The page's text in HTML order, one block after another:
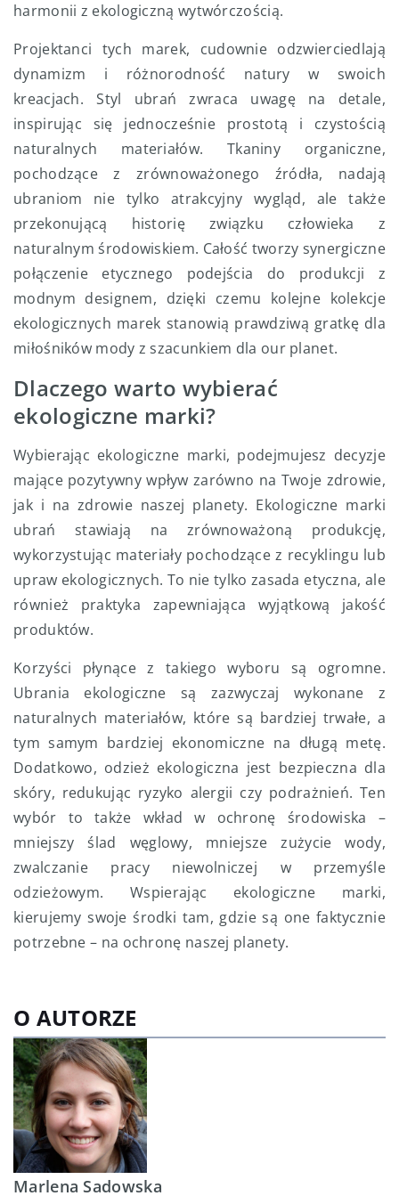
harmonii z ekologiczną wytwórczością.
Projektanci tych marek, cudownie odzwierciedlają
dynamizm i różnorodność natury w swoich
kreacjach. Styl ubrań zwraca uwagę na detale,
inspirując się jednocześnie prostotą i czystością
naturalnych materiałów. Tkaniny organiczne,
pochodzące z zrównoważonego źródła, nadają
ubraniom nie tylko atrakcyjny wygląd, ale także
przekonującą historię związku człowieka z
naturalnym środowiskiem. Całość tworzy synergiczne
połączenie etycznego podejścia do produkcji z
modnym designem, dzięki czemu kolejne kolekcje
ekologicznych marek stanowią prawdziwą gratkę dla
miłośników mody z szacunkiem dla our planet.
Dlaczego warto wybierać
ekologiczne marki?
Wybierając ekologiczne marki, podejmujesz decyzje
mające pozytywny wpływ zarówno na Twoje zdrowie,
jak i na zdrowie naszej planety. Ekologiczne marki
ubrań stawiają na zrównoważoną produkcję,
wykorzystując materiały pochodzące z recyklingu lub
upraw ekologicznych. To nie tylko zasada etyczna, ale
również praktyka zapewniająca wyjątkową jakość
produktów.
Korzyści płynące z takiego wyboru są ogromne.
Ubrania ekologiczne są zazwyczaj wykonane z
naturalnych materiałów, które są bardziej trwałe, a
tym samym bardziej ekonomiczne na długą metę.
Dodatkowo, odzież ekologiczna jest bezpieczna dla
skóry, redukując ryzyko alergii czy podrażnień. Ten
wybór to także wkład w ochronę środowiska –
mniejszy ślad węglowy, mniejsze zużycie wody,
zwalczanie pracy niewolniczej w przemyśle
odzieżowym. Wspierając ekologiczne marki,
kierujemy swoje środki tam, gdzie są one faktycznie
potrzebne – na ochronę naszej planety.
O AUTORZE
Marlena Sadowska